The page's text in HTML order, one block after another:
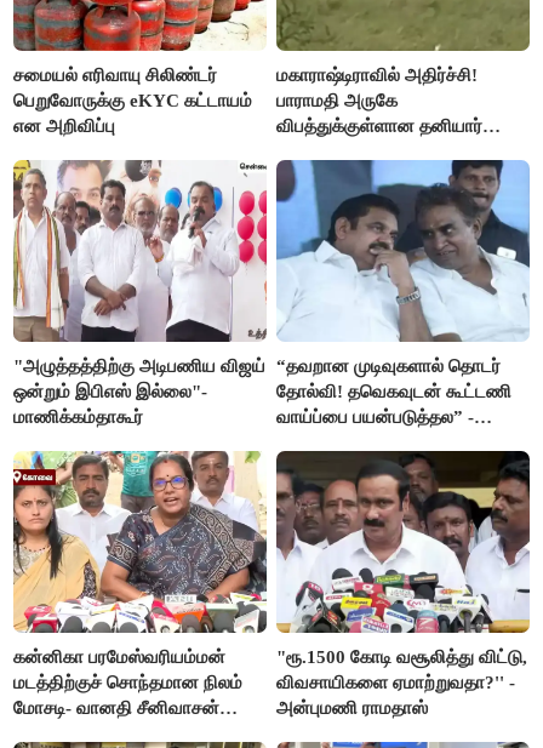
சமையல் எரிவாயு சிலிண்டர்
பெறுவோருக்கு eKYC கட்டாயம்
என அறிவிப்பு
மகாராஷ்டிராவில் அதிர்ச்சி!
பாராமதி அருகே
விபத்துக்குள்ளான தனியார்
"அழுத்தத்திற்கு அடிபணிய விஜய்
ஒன்றும் இபிஎஸ் இல்லை"-
மாணிக்கம்தாகூர்
“தவறான முடிவுகளால் தொடர்
தோல்வி! தவெகவுடன் கூட்டணி
வாய்ப்பை பயன்படுத்தல” -
கன்னிகா பரமேஸ்வரியம்மன்
மடத்திற்குச் சொந்தமான நிலம்
மோசடி- வானதி சீனிவாசன்
"ரூ.1500 கோடி வசூலித்து விட்டு,
விவசாயிகளை ஏமாற்றுவதா?'' -
அன்புமணி ராமதாஸ்